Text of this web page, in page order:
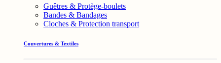
Guêtres & Protège-boulets
Bandes & Bandages
Cloches & Protection transport
Couvertures & Textiles